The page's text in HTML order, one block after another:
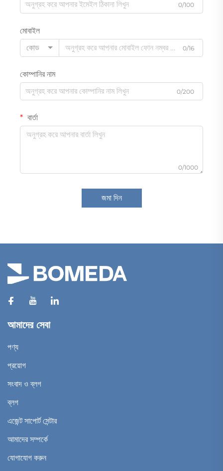
0/100
মোবাইল
কোড
0/16
কোম্পানির নাম
0/200
বার্তা
0/1000
জমা দিন
আমাদের সেবা
পণ্য
প্রয়োগ
সংবাদ ও ব্লগ
ব্লগ
এজেন্ট সাপোর্ট সেন্টার
আমাদের সম্পর্কে
যোগাযোগ করুন